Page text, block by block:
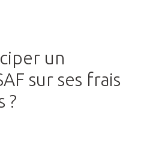
un
sur ses frais
?